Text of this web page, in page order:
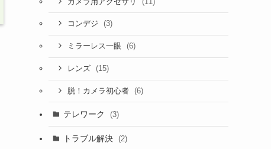
コンデジ (3)
ミラーレス一眼 (6)
レンズ (15)
脱！カメラ初心者 (6)
テレワーク (3)
トラブル解決 (2)